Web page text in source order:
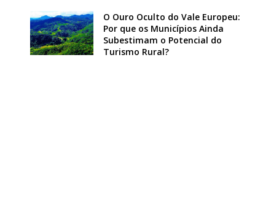
O Ouro Oculto do Vale Europeu:
Por que os Municípios Ainda
Subestimam o Potencial do
Turismo Rural?